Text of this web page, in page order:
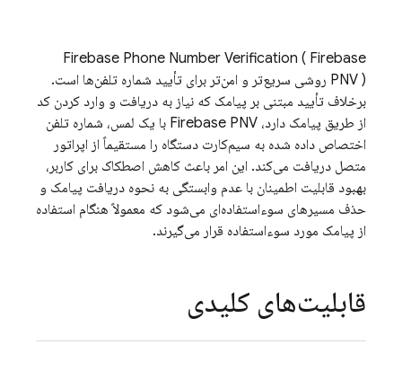
Firebase Phone Number Verification ( Firebase
PNV ) روشی سریع‌تر و امن‌تر برای تأیید شماره تلفن‌ها است.
برخلاف تأیید مبتنی بر پیامک که نیاز به دریافت و وارد کردن کد
از طریق پیامک دارد، Firebase PNV با یک لمس، شماره تلفن
اختصاص داده شده به سیم‌کارت دستگاه را مستقیماً از اپراتور
متصل دریافت می‌کند. این امر باعث کاهش اصطکاک برای کاربر،
بهبود قابلیت اطمینان با عدم وابستگی به نحوه دریافت پیامک و
حذف مسیرهای سوءاستفاده‌ای می‌شود که معمولاً هنگام استفاده
از پیامک مورد سوءاستفاده قرار می‌گیرند.
قابلیت‌های کلیدی